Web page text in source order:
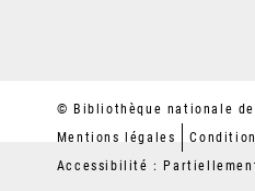
© Bibliothèque nationale de
Mentions légales
Accessibilité :